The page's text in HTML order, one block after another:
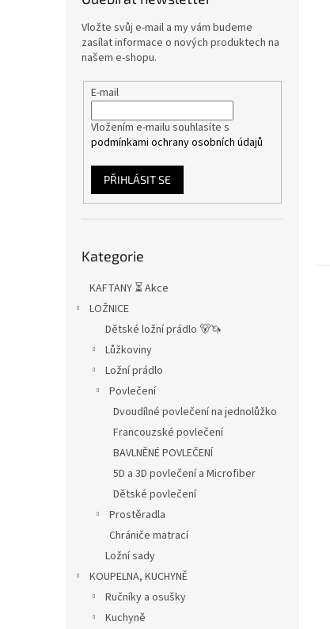
Vložte svůj e-mail a my vám budeme
zasílat informace o nových produktech na
našem e-shopu.
E-mail
Vložením e-mailu souhlasíte s
podmínkami ochrany osobních údajů
PŘIHLÁSIT SE
kategorie
Kategorie
KAFTANY ⏳ Akce
LOŽNICE
Dětské ložní prádlo 🐻🦄
Lůžkoviny
Ložní prádlo
Povlečení
Dvoudílné povlečení na jednolůžko
Francouzské povlečení
BAVLNĚNÉ POVLEČENÍ
5D a 3D povlečení a Microfiber
Dětské povlečení
Prostěradla
Chrániče matrací
Ložní sady
KOUPELNA, KUCHYNĚ
Ručníky a osušky
Kuchyně